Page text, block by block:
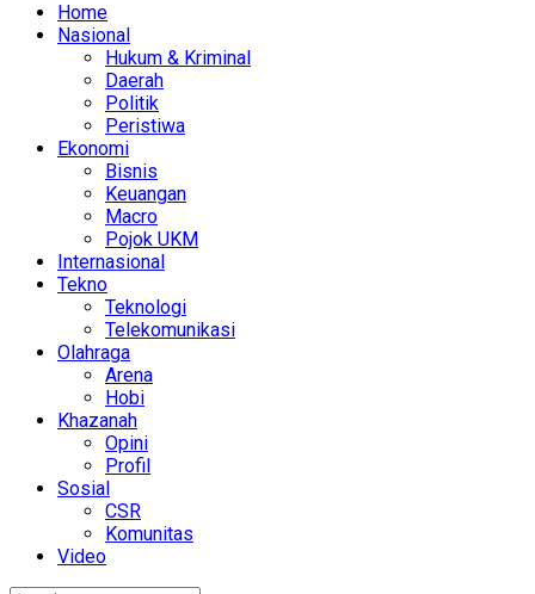
Home
Nasional
Hukum & Kriminal
Daerah
Politik
Peristiwa
Ekonomi
Bisnis
Keuangan
Macro
Pojok UKM
Internasional
Tekno
Teknologi
Telekomunikasi
Olahraga
Arena
Hobi
Khazanah
Opini
Profil
Sosial
CSR
Komunitas
Video